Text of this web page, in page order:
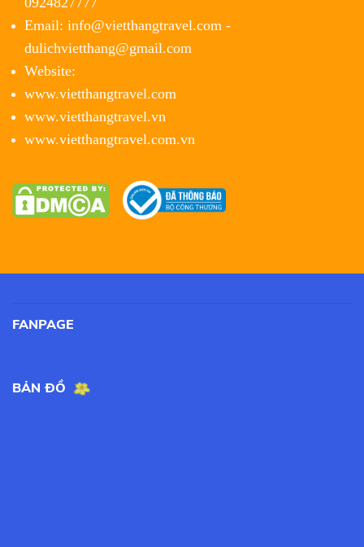
Email: info@vietthangtravel.com -
dulichvietthang@gmail.com
Website:
www.vietthangtravel.com
www.vietthangtravel.vn
www.vietthangtravel.com.vn
FANPAGE
BẢN ĐỒ